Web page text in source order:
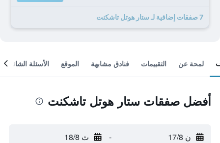
7 صفقات إضافية لـ ستار هوتل تاشكنت
لمحة عن التقييمات فنادق مشابهة الموقع الأسئلة الشائعة
أفضل صفقات ستار هوتل تاشكنت
ن 17/8 - ث 18/8